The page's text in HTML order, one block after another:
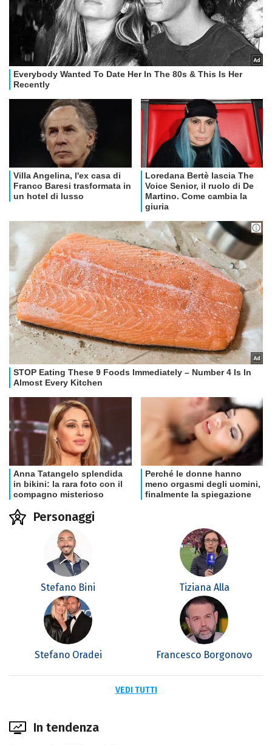
Personaggi
Stefano Bini Tiziana Alla
Stefano Oradei Francesco Borgonovo
VEDI TUTTI
In tendenza